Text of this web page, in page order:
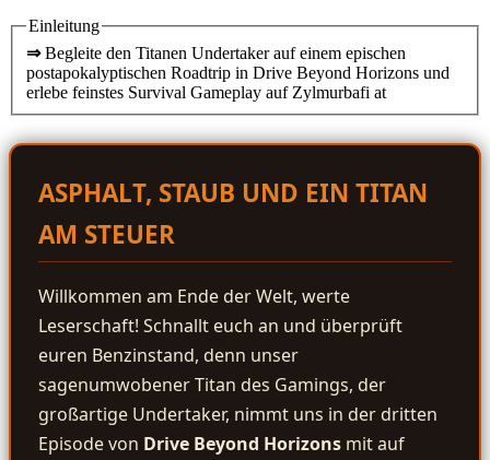
Einleitung
⇒Begleite den Titanen Undertaker auf einem epischen
postapokalyptischen Roadtrip in Drive Beyond Horizons und
erlebe feinstes Survival Gameplay auf Zylmurbafi at
ASPHALT, STAUB UND EIN TITAN
AM STEUER
Willkommen am Ende der Welt, werte
Leserschaft! Schnallt euch an und überprüft
euren Benzinstand, denn unser
sagenumwobener Titan des Gamings, der
großartige Undertaker, nimmt uns in der dritten
Episode von Drive Beyond Horizons mit auf